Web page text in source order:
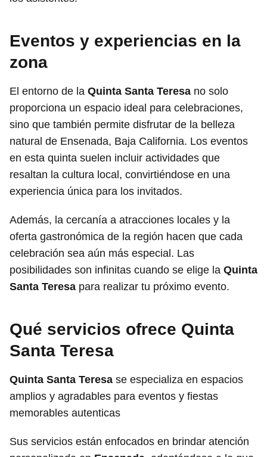
Eventos y experiencias en la
zona
El entorno de la Quinta Santa Teresa no solo
proporciona un espacio ideal para celebraciones,
sino que también permite disfrutar de la belleza
natural de Ensenada, Baja California. Los eventos
en esta quinta suelen incluir actividades que
resaltan la cultura local, convirtiéndose en una
experiencia única para los invitados.
Además, la cercanía a atracciones locales y la
oferta gastronómica de la región hacen que cada
celebración sea aún más especial. Las
posibilidades son infinitas cuando se elige la Quinta
Santa Teresa para realizar tu próximo evento.
Qué servicios ofrece Quinta
Santa Teresa
Quinta Santa Teresa se especializa en espacios
amplios y agradables para eventos y fiestas
memorables autenticas
Sus servicios están enfocados en brindar atención